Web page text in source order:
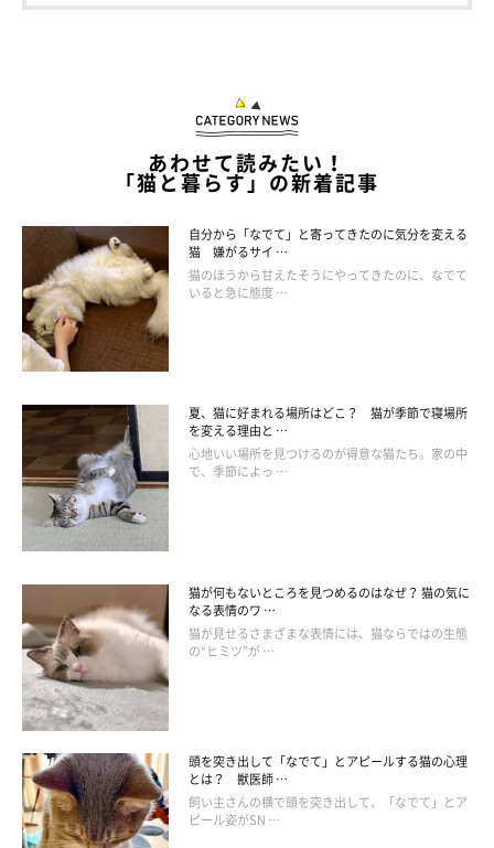
あわせて読みたい！
「猫と暮らす」の新着記事
自分から「なでて」と寄ってきたのに気分を変える
猫 嫌がるサイ …
猫のほうから甘えたそうにやってきたのに、なでて
いると急に態度 …
夏、猫に好まれる場所はどこ？ 猫が季節で寝場所
を変える理由と …
心地いい場所を見つけるのが得意な猫たち。家の中
で、季節によっ …
猫が何もないところを見つめるのはなぜ？ 猫の気に
なる表情のワ …
猫が見せるさまざまな表情には、猫ならではの生態
の“ヒミツ”が …
頭を突き出して「なでて」とアピールする猫の心理
とは？ 獣医師 …
飼い主さんの横で頭を突き出して、「なでて」とア
ピール姿がSN …